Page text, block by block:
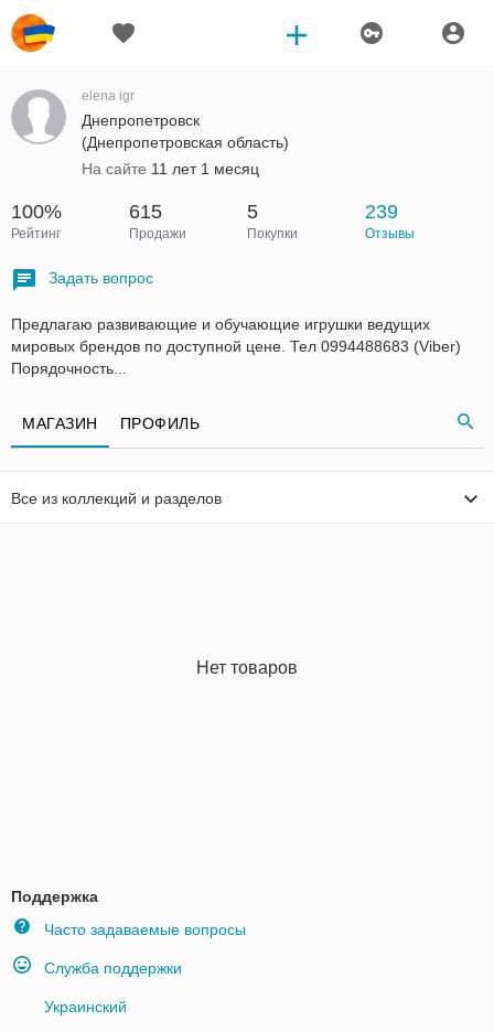
elena igr
Днепропетровск
(Днепропетровская область)
На сайте 11 лет 1 месяц
100%
Рейтинг
615
Продажи
5
Покупки
239
Отзывы
Задать вопрос
Предлагаю развивающие и обучающие игрушки ведущих
мировых брендов по доступной цене. Тел 0994488683 (Viber)
Порядочность...
МАГАЗИН ПРОФИЛЬ
Все из коллекций и разделов
Нет товаров
Поддержка
Часто задаваемые вопросы
Служба поддержки
Украинский